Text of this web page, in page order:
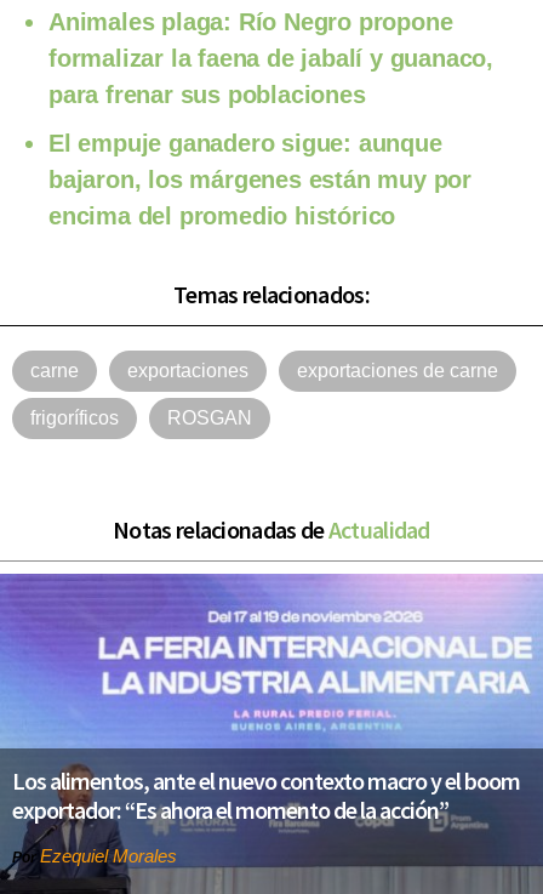
Animales plaga: Río Negro propone
formalizar la faena de jabalí y guanaco,
para frenar sus poblaciones
El empuje ganadero sigue: aunque
bajaron, los márgenes están muy por
encima del promedio histórico
Temas relacionados:
carne exportaciones exportaciones de carne
frigoríficos ROSGAN
Notas relacionadas deActualidad
Los alimentos, ante el nuevo contexto macro y el boom
exportador: “Es ahora el momento de la acción”
Por Ezequiel Morales